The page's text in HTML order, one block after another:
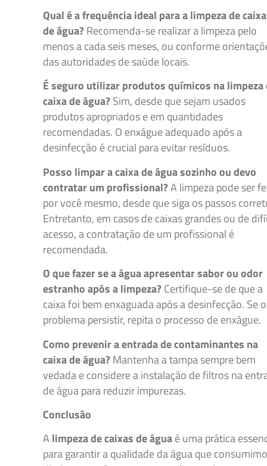
Qual é a frequência ideal para a limpeza de
de água?Recomenda-se realizar a limpeza pelo
menos a cada seis meses, ou conforme
das autoridades de saúde locais.
É seguro utilizar produtos químicos na limpeza
caixa de água?Sim, desde que sejam usados
produtos apropriados e em quantidades
recomendadas. O enxágue adequado após a
desinfecção é crucial para evitar resíduos.
Posso limpar a caixa de água sozinho ou devo
contratar um profissional?A limpeza pode ser
por você mesmo, desde que siga os passos
Entretanto, em casos de caixas grandes ou de
acesso, a contratação de um profissional é
recomendada.
O que fazer se a água apresentar sabor ou odor
estranho após a limpeza?Certifique-se de que a
caixa foi bem enxaguada após a desinfecção. Se o
problema persistir, repita o processo de enxágue.
Como prevenir a entrada de contaminantes na
caixa de água?Mantenha a tampa sempre bem
vedada e considere a instalação de filtros na
de água para reduzir impurezas.
Conclusão
A limpeza de caixas de águaé uma prática
para garantir a qualidade da água que